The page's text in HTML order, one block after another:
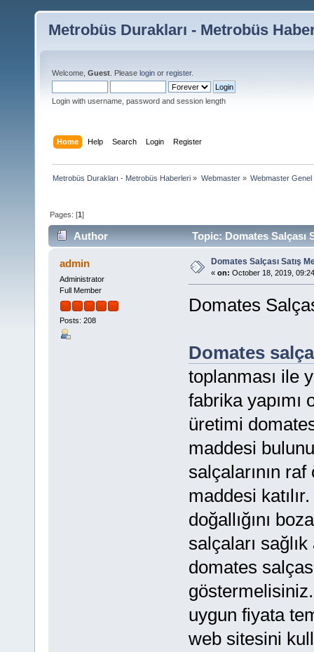
Metrobüs Durakları - Metrobüs
Welcome, Guest . Please login or register.
Login with username, password and session length
Home Help Search Login Register
Metrobüs Durakları - Metrobüs Haberleri » Webmaster» Webmaster Genel
Pages: [1]
Author Topic: Domates Salçası
admin
Administrator
Full Member
Posts: 208
Domates Salçası Satış
« on: October 18, 2019,
Domates
Domates
toplanması ile
fabrika
üretimi
maddesi
salçalarının
maddesi
doğallığını
salçaları sağlık
domates
göstermelisiniz.
uygun fiyata
web sitesini